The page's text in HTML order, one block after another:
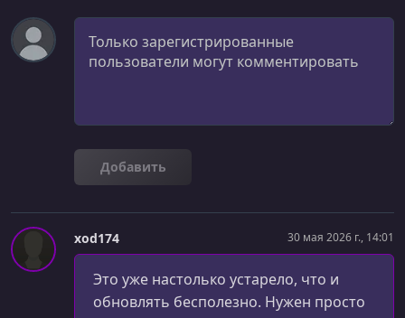
Комментарий
Добавить
xod174 30 мая 2026 г., 14:01
Это уже настолько устарело, что и
обновлять бесполезно. Нужен просто